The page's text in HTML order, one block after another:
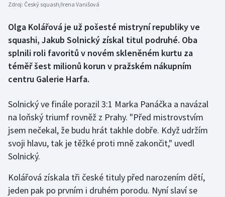
Box
Curling
Florbal
Golf
Gymnastika
Zdroj: Český squash/Irena Vanišová
Olga Kolářová je už pošesté mistryní republiky ve
squashi, Jakub Solnický získal titul podruhé. Oba
splnili roli favoritů v novém skleněném kurtu za
téměř šest milionů korun v pražském nákupním
centru Galerie Harfa.
Solnický ve finále porazil 3:1 Marka Panáčka a navázal
na loňský triumf rovněž z Prahy. "Před mistrovstvím
jsem nečekal, že budu hrát takhle dobře. Když udržím
svoji hlavu, tak je těžké proti mně zakončit," uvedl
Solnický.
Kolářová získala tři české tituly před narozením dětí,
jeden pak po prvním i druhém porodu. Nyní slaví se